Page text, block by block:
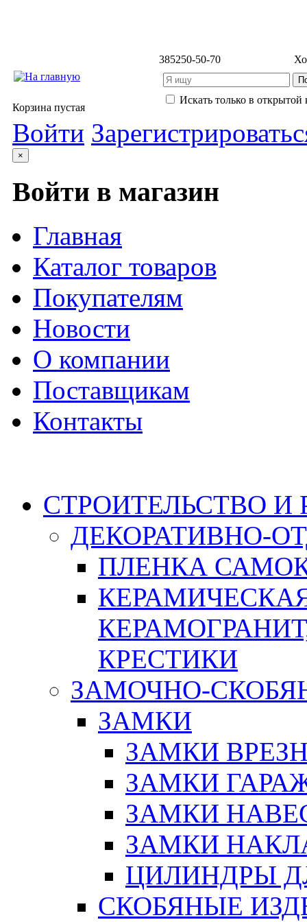
385250-50-70
Искать только в открытой
Корзина пустая
Войти
×
Войти в магазин
Главная
Каталог товаров
Покупателям
Новости
О компании
Поставщикам
Контакты
СТРОИТЕЛЬСТВО И
ДЕКОРАТИВНО-
ПЛЕНКА
КРЕСТИКИ
ЗАМОЧНО-
ЗАМКИ
ЗАМКИ
ЗАМКИ
ЗАМКИ
ЗАМКИ
ЦИЛИНДРЫ
СКОБЯНЫЕ